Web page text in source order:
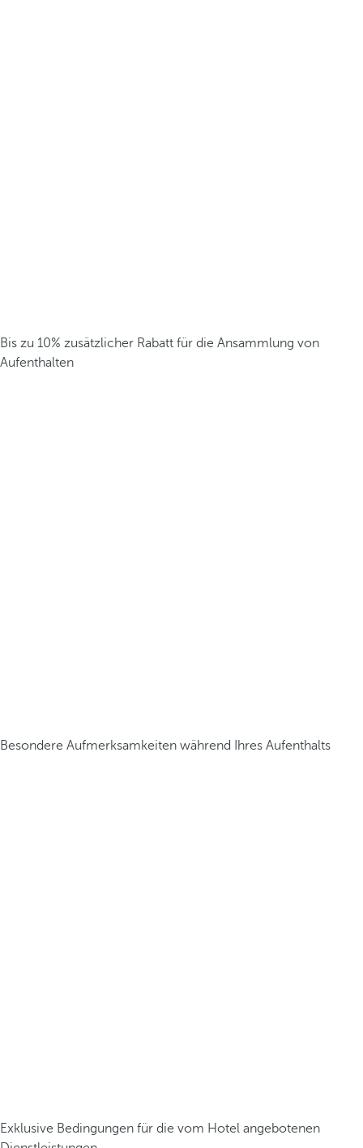
Bis zu 10% zusätzlicher Rabatt für die Ansammlung von
Aufenthalten
Besondere Aufmerksamkeiten während Ihres Aufenthalts
Exklusive Bedingungen für die vom Hotel angebotenen